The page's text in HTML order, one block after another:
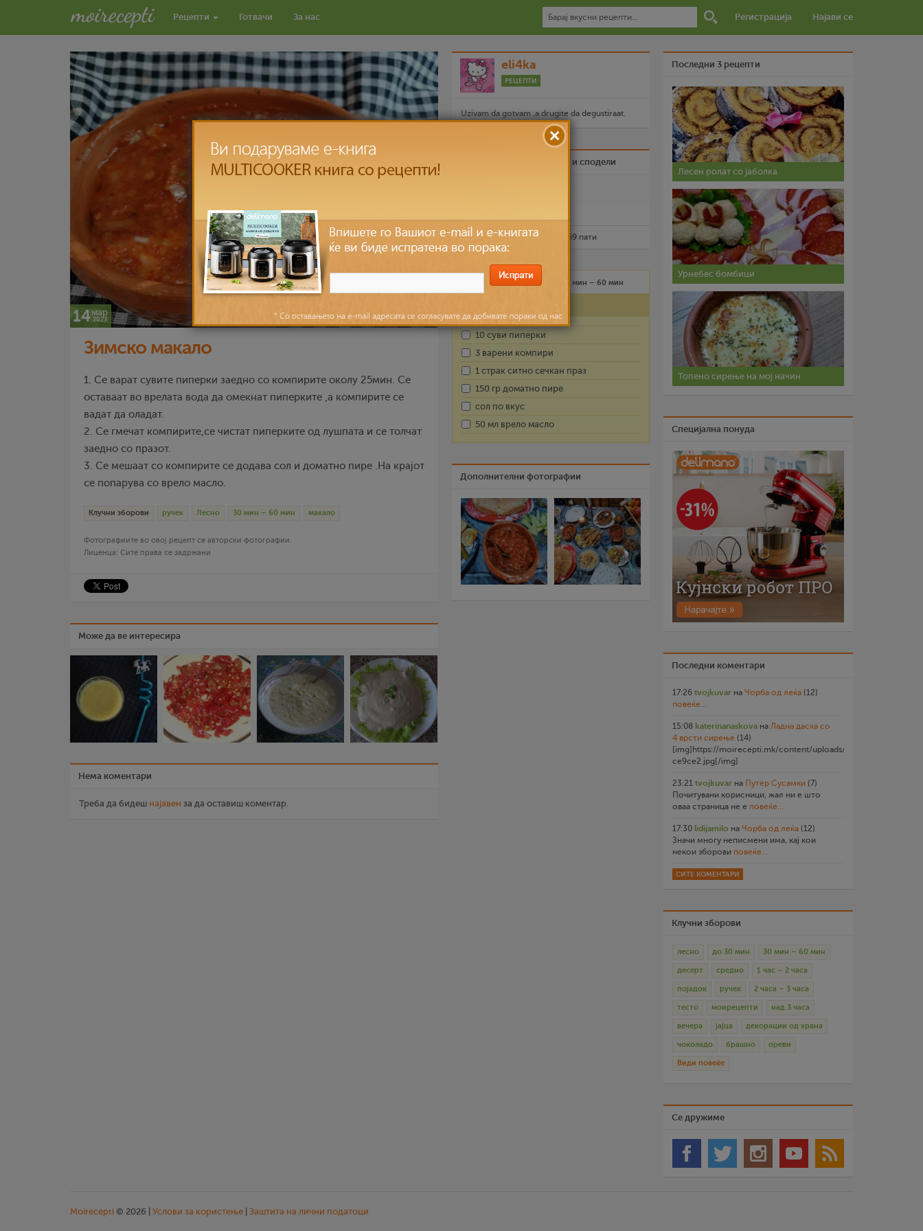
Рецепти Готвачи За нас Регистрација Најави се
14мар
2023
Зимско макало
1. Се варат сувите пиперки заедно со компирите околу 25мин. Се
оставаат во врелата вода да омекнат пиперките ,а компирите се
вадат да оладат.
2. Се гмечат компирите,се чистат пиперките од лушпата и се толчат
заедно со празот.
3. Се мешаат со компирите се додава сол и доматно пире .На крајот
се попарува со врело масло.
Клучни зборови ручек Лесно 30 мин – 60 мин макало
Фотографиите во овој рецепт се авторски фотографии.
Лиценца: Сите права се задржани
Може да ве интересира
Нема коментари
Треба да бидеш најавен за да оставиш коментар.
eli4ka
РЕЦЕПТИ
Uzivam da gotvam ,a drugite da degustiraat.
Биди вистински пријател и сподели
Рецептот е прочитан 324,869 пати
Лесно 5 лица 30 мин – 60 мин
10 суви пиперки
3 варени компири
1 страк ситно сечкан праз
150 гр доматно пире
сол по вкус
50 мл врело масло
Дополнителни фотографии
Последни 3 рецепти
Лесен ролат со јаболка
Урнебес бомбици
Топено сирење на мој начин
Специјална понуда
Последни коментари
17:26 tvojkuvar на Чорба од леќа (12)
повеќе...
15:08 katerinanaskova на Ладна даска со
4 врсти сирење (14)
[img]https://moirecepti.mk/content/uploads/2026/07/
ce9ce2.jpg[/img]
23:21 tvojkuvar на Путер Сусамки (7)
Почитувани корисници, жал ни е што
оваа страница не е повеќе...
17:30 lidijamilo на Чорба од леќа (12)
Значи многу неписмени има, кај кои
некои зборови повеќе...
СИТЕ КОМЕНТАРИ
Клучни зборови
лесно до 30 мин 30 мин – 60 мин
десерт средно 1 час – 2 часа
појадок ручек 2 часа – 3 часа
тесто моирецепти над 3 часа
вечера јајца декорации од храна
чоколадо брашно ореви
Види повеќе
Се дружиме
Moirecepti © 2026 | Услови за користење Заштита на лични податоци